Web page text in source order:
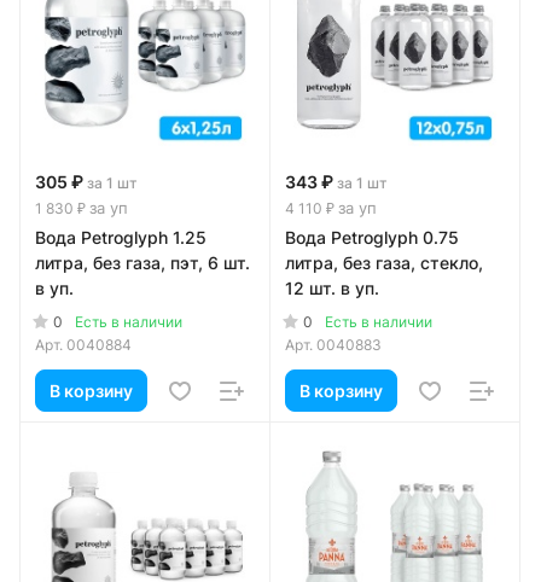
305 ₽ за 1 шт
1 830 ₽ за уп
Вода Petroglyph 1.25
литра, без газа, пэт, 6 шт.
в уп.
0
Есть в наличии
Арт. 0040884
В корзину
343 ₽ за 1 шт
4 110 ₽ за уп
Вода Petroglyph 0.75
литра, без газа, стекло,
12 шт. в уп.
0
Есть в наличии
Арт. 0040883
В корзину